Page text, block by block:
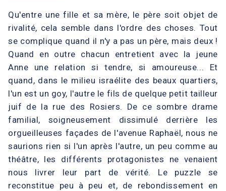
Qu'entre une fille et sa mère, le père soit objet de
rivalité, cela semble dans l'ordre des choses. Tout
se complique quand il n'y a pas un père, mais deux !
Quand en outre chacun entretient avec la jeune
Anne une relation si tendre, si amoureuse... Et
quand, dans le milieu israélite des beaux quartiers,
l'un est un goy, l'autre le fils de quelque petit tailleur
juif de la rue des Rosiers. De ce sombre drame
familial, soigneusement dissimulé derrière les
orgueilleuses façades de l'avenue Raphaël, nous ne
saurions rien si l'un après l'autre, un peu comme au
théâtre, les différents protagonistes ne venaient
nous livrer leur part de vérité. Le puzzle se
reconstitue peu à peu et, de rebondissement en